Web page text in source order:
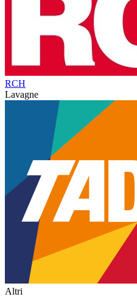
RCH
Lavagne
Altri